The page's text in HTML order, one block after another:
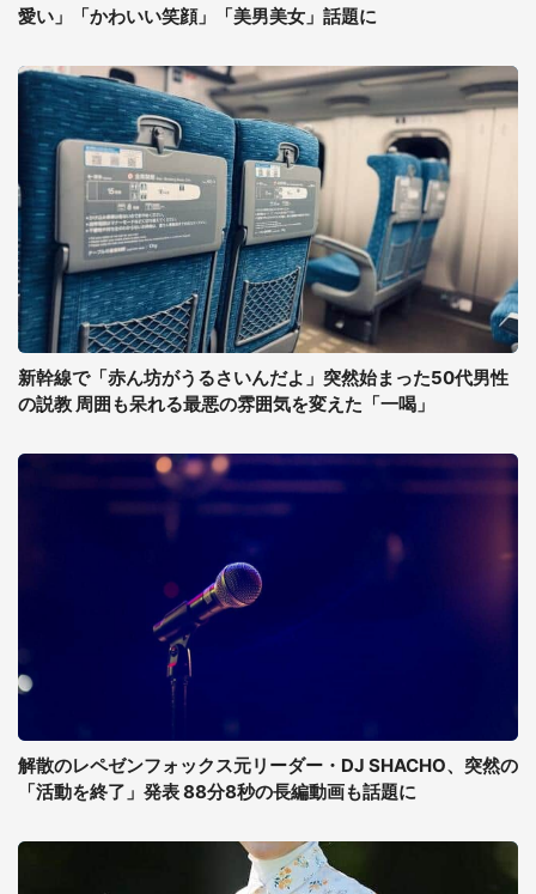
愛い」「かわいい笑顔」「美男美女」話題に
新幹線で「赤ん坊がうるさいんだよ」突然始まった50代男性
の説教 周囲も呆れる最悪の雰囲気を変えた「一喝」
解散のレペゼンフォックス元リーダー・DJ SHACHO、突然の
「活動を終了」発表 88分8秒の長編動画も話題に